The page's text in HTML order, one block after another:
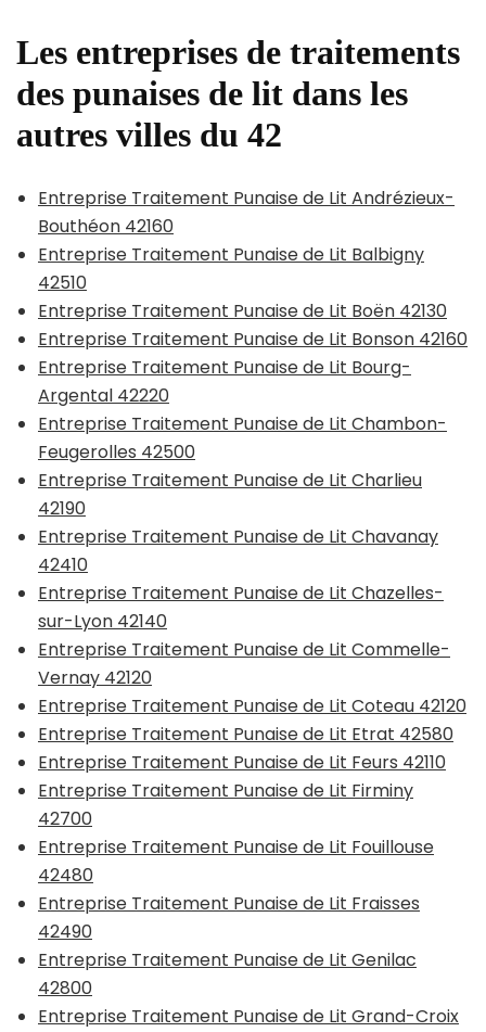
Les entreprises de traitements
des punaises de lit dans les
autres villes du 42
Entreprise Traitement Punaise de Lit Andrézieux-
Bouthéon 42160
Entreprise Traitement Punaise de Lit Balbigny
42510
Entreprise Traitement Punaise de Lit Boën 42130
Entreprise Traitement Punaise de Lit Bonson 42160
Entreprise Traitement Punaise de Lit Bourg-
Argental 42220
Entreprise Traitement Punaise de Lit Chambon-
Feugerolles 42500
Entreprise Traitement Punaise de Lit Charlieu
42190
Entreprise Traitement Punaise de Lit Chavanay
42410
Entreprise Traitement Punaise de Lit Chazelles-
sur-Lyon 42140
Entreprise Traitement Punaise de Lit Commelle-
Vernay 42120
Entreprise Traitement Punaise de Lit Coteau 42120
Entreprise Traitement Punaise de Lit Etrat 42580
Entreprise Traitement Punaise de Lit Feurs 42110
Entreprise Traitement Punaise de Lit Firminy
42700
Entreprise Traitement Punaise de Lit Fouillouse
42480
Entreprise Traitement Punaise de Lit Fraisses
42490
Entreprise Traitement Punaise de Lit Genilac
42800
Entreprise Traitement Punaise de Lit Grand-Croix